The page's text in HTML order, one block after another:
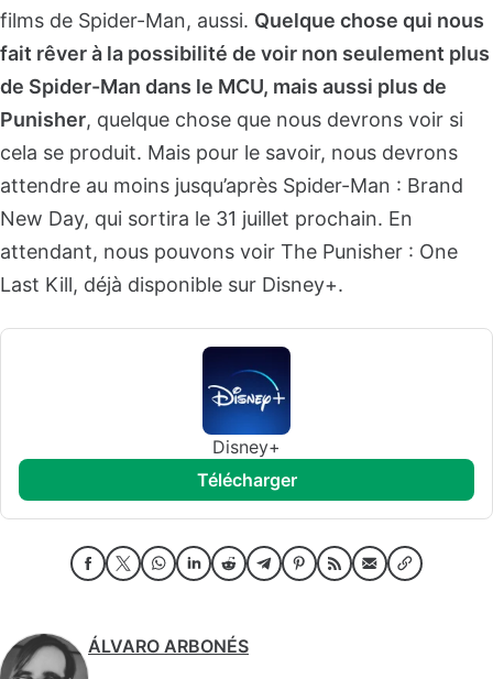
films de Spider-Man, aussi. Quelque chose qui nous
fait rêver à la possibilité de voir non seulement plus
de Spider-Man dans le MCU, mais aussi plus de
Punisher, quelque chose que nous devrons voir si
cela se produit. Mais pour le savoir, nous devrons
attendre au moins jusqu’après Spider-Man : Brand
New Day, qui sortira le 31 juillet prochain. En
attendant, nous pouvons voir The Punisher : One
Last Kill, déjà disponible sur Disney+.
Disney+
télécharger
ÁLVARO ARBONÉS